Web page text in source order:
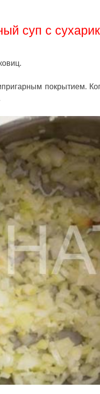
суп с
покрытием.